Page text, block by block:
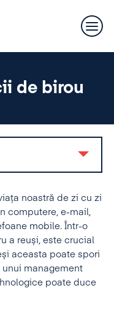
de birou
noastră de zi cu zi
computere, e-mail,
mobile. Într-o
a reuși, este crucial
aceasta poate spori
management
poate duce